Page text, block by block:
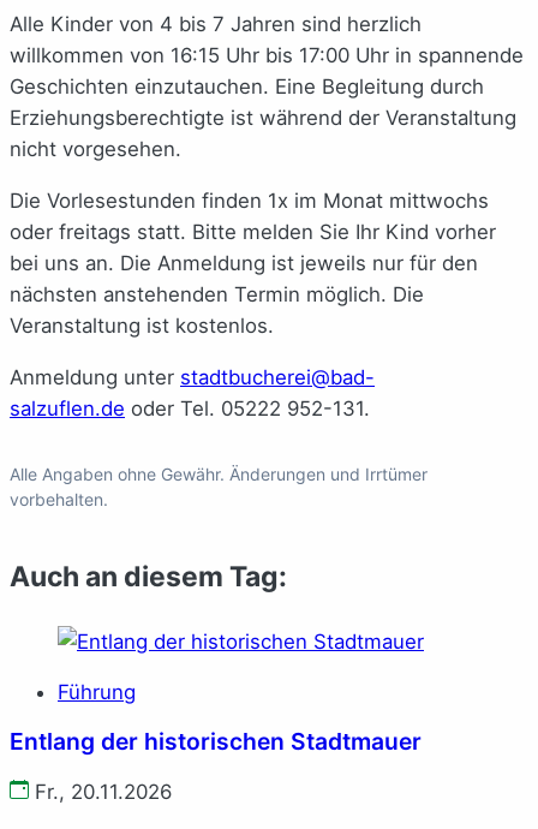
Alle Kinder von 4 bis 7 Jahren sind herzlich
willkommen von 16:15 Uhr bis 17:00 Uhr in spannende
Geschichten einzutauchen. Eine Begleitung durch
Erziehungsberechtigte ist während der Veranstaltung
nicht vorgesehen.
Die Vorlesestunden finden 1x im Monat mittwochs
oder freitags statt. Bitte melden Sie Ihr Kind vorher
bei uns an. Die Anmeldung ist jeweils nur für den
nächsten anstehenden Termin möglich. Die
Veranstaltung ist kostenlos.
Anmeldung unter stadtbucherei@bad-
salzuflen.de oder Tel. 05222 952-131.
Alle Angaben ohne Gewähr. Änderungen und Irrtümer
vorbehalten.
Auch an diesem Tag:
Führung
Entlang der historischen Stadtmauer
Fr., 20.11.2026